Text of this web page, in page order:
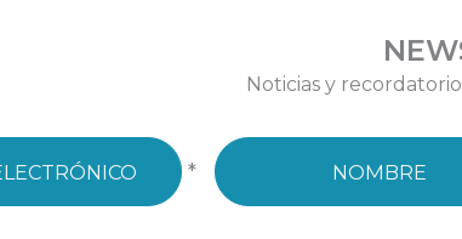
Noticias y
*